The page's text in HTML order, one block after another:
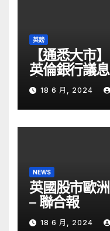
英鎊
【通悉大市
英倫銀行議
金留意 –
18 6 月, 2024
NEWS
英國股市歐
– 聯合報
18 6 月, 2024